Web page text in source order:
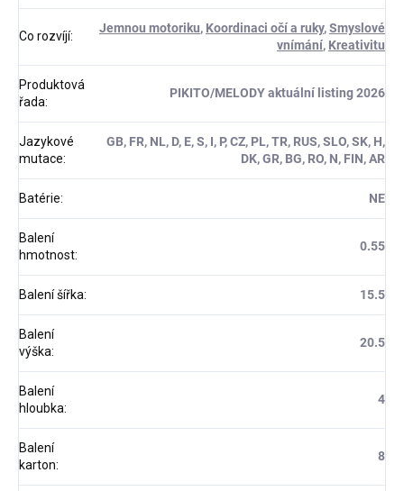
Co rozvíjí:
Jemnou motoriku, Koordinaci očí a ruky,Smyslové
vnímání, Kreativitu
Produktová
řada:
PIKITO/MELODY aktuální listing 2026
Jazykové
mutace:
GB, FR, NL, D, E, S, I, P, CZ, PL, TR, RUS, SLO, SK, H,
DK, GR, BG, RO, N, FIN, AR
Batérie: NE
Balení
hmotnost:
0.55
Balení šířka: 15.5
Balení
výška:
20.5
Balení
hloubka:
4
Balení
karton:
8